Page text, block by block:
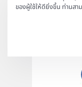
ของผู้ใช้ให้ดียิ่งขึ้น ท่านสา